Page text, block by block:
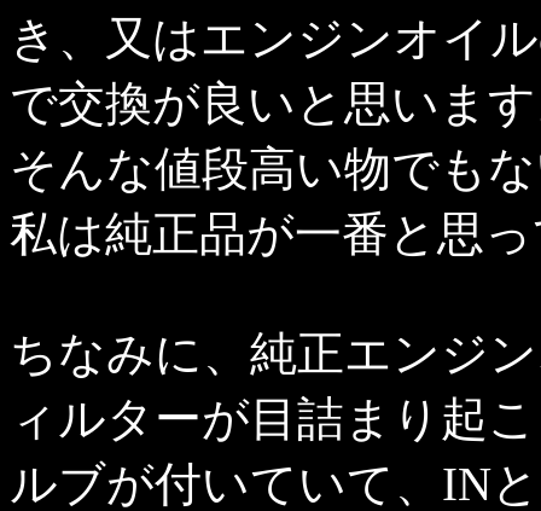
き、又はエンジンオイ
で交換が良いと思いま
そんな値段高い物でも
私は純正品が一番と思
ちなみに、純正エンジ
ィルターが目詰まり起
ルブが付いていて、IN